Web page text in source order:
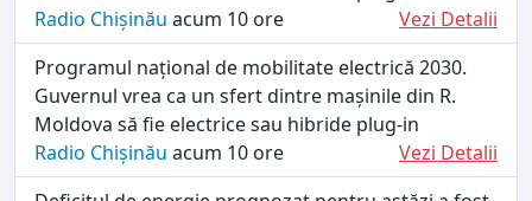
Radio Chișinău acum 10 ore
Vezi Detalii
Programul național de mobilitate electrică 2030.
Guvernul vrea ca un sfert dintre mașinile din R.
Moldova să fie electrice sau hibride plug-in
Radio Chișinău acum 10 ore
Vezi Detalii